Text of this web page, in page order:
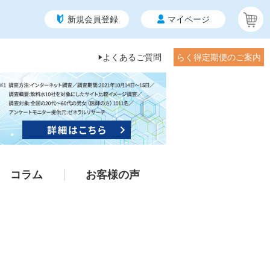
新規会員登録 マイページ
よくあるご質問 らく得定期便のご案内
コラム お客様の声